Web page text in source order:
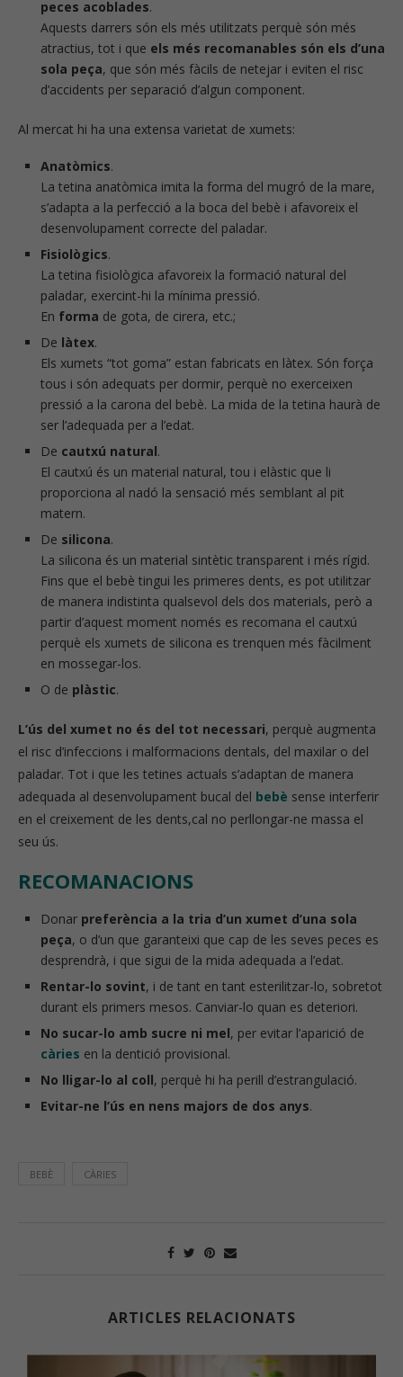
peces acoblades.
Aquests darrers són els més utilitzats perquè són més
atractius, tot i que els més recomanables són els d’una
sola peça, que són més fàcils de netejar i eviten el risc
d’accidents per separació d’algun component.
Al mercat hi ha una extensa varietat de xumets:
Anatòmics.
La tetina anatòmica imita la forma del mugró de la mare,
s’adapta a la perfecció a la boca del bebè i afavoreix el
desenvolupament correcte del paladar.
Fisiològics.
La tetina fisiològica afavoreix la formació natural del
paladar, exercint-hi la mínima pressió.
En forma de gota, de cirera, etc.;
De làtex.
Els xumets “tot goma” estan fabricats en làtex. Són força
tous i són adequats per dormir, perquè no exerceixen
pressió a la carona del bebè. La mida de la tetina haurà de
ser l’adequada per a l’edat.
De cautxú natural.
El cautxú és un material natural, tou i elàstic que li
proporciona al nadó la sensació més semblant al pit
matern.
De silicona.
La silicona és un material sintètic transparent i més rígid.
Fins que el bebè tingui les primeres dents, es pot utilitzar
de manera indistinta qualsevol dels dos materials, però a
partir d’aquest moment només es recomana el cautxú
perquè els xumets de silicona es trenquen més fàcilment
en mossegar-los.
O de plàstic.
L’ús del xumet no és del tot necessari, perquè augmenta
el risc d’infeccions i malformacions dentals, del maxilar o del
paladar. Tot i que les tetines actuals s’adaptan de manera
adequada al desenvolupament bucal del bebè sense interferir
en el creixement de les dents,cal no perllongar-ne massa el
seu ús.
RECOMANACIONS
Donar preferència a la tria d’un xumet d’una sola
peça, o d’un que garanteixi que cap de les seves peces es
desprendrà, i que sigui de la mida adequada a l’edat.
Rentar-lo sovint, i de tant en tant esterilitzar-lo, sobretot
durant els primers mesos. Canviar-lo quan es deteriori.
No sucar-lo amb sucre ni mel, per evitar l’aparició de
càries en la dentició provisional.
No lligar-lo al coll, perquè hi ha perill d’estrangulació.
Evitar-ne l’ús en nens majors de dos anys.
BEBÈ CÀRIES
ARTICLES RELACIONATS